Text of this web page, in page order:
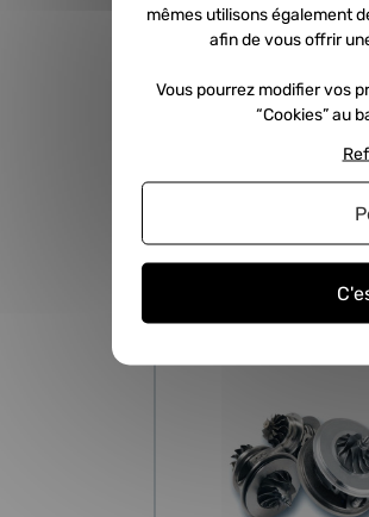
CHRA
Kit Chra neuf - 3.6 i
REF : STL-CHRA-030-
180,96 €
mêmes utilisons également
afin de vous offrir
Vous pourrez modifier vos
“Cookies” au